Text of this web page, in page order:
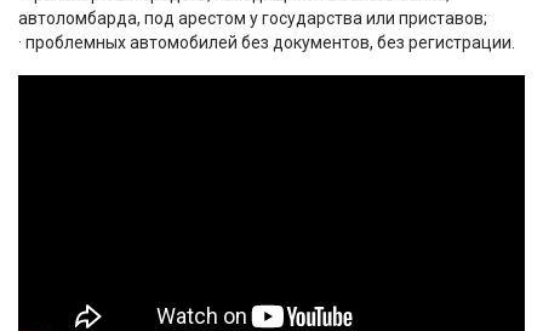
автоломбарда, под арестом у государства или приставов;
· проблемных автомобилей без документов, без регистрации.